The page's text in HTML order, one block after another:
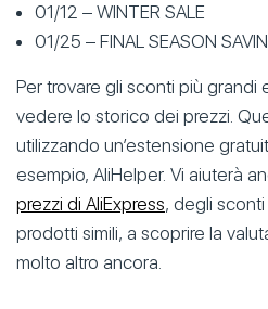
01/12 – WINTER SALE
01/25 – FINAL SEASON
Per trovare gli sconti più grandi
vedere lo storico dei prezzi.
utilizzando un’estensione
esempio, AliHelper. Vi aiuterà
prezzi di AliExpress, degli
prodotti simili, a scoprire la
molto altro ancora.